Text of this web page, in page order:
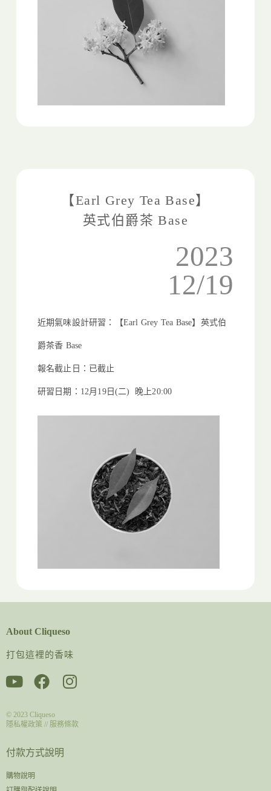
【Earl Grey Tea Base】
英式伯爵茶 Base
2023
12/19
近期氣味設計研習：【Earl Grey Tea Base】英式伯
爵茶香 Base
報名截止日：已截止
研習日期：12月19日(二) 晚上20:00
About Cliqueso
打包這裡的香味
© 2023 Cliqueso
隱私權政策 // 服務條款
付款方式說明
購物說明